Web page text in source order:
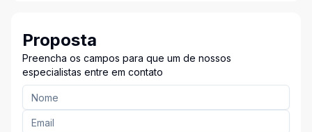
Proposta
Preencha os campos para que um de nossos
especialistas entre em contato